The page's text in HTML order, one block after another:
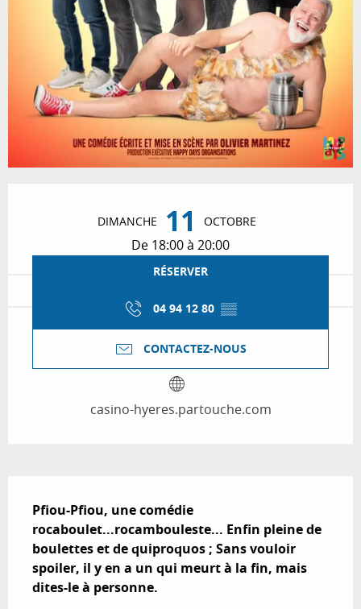
DIMANCHE 11 OCTOBRE
De 18:00 à 20:00
RÉSERVER
04 94 12 80 ▒▒
CONTACTEZ-NOUS
casino-hyeres.partouche.com
Pfiou-Pfiou, une comédie
rocaboulet...rocambouleste... Enfin pleine de
boulettes et de quiproquos ; Sans vouloir
spoiler, il y en a un qui meurt à la fin, mais
dites-le à personne.